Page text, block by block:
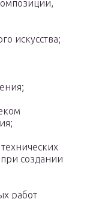
искусства;
создании
работ